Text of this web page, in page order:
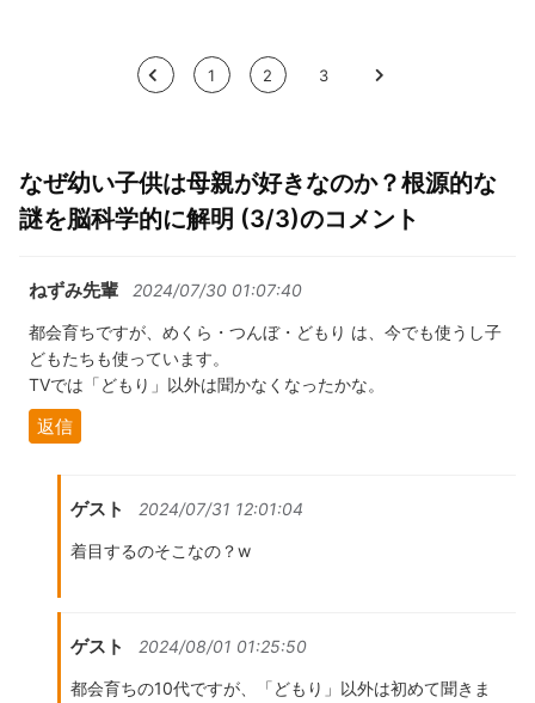
< 1 2 3 >
なぜ幼い子供は母親が好きなのか？根源的な
謎を脳科学的に解明 (3/3)のコメント
ねずみ先輩 2024/07/30 01:07:40
都会育ちですが、めくら・つんぼ・どもり は、今でも使うし子
どもたちも使っています。
TVでは「どもり」以外は聞かなくなったかな。
返信
ゲスト 2024/07/31 12:01:04
着目するのそこなの？w
ゲスト 2024/08/01 01:25:50
都会育ちの10代ですが、「どもり」以外は初めて聞きま